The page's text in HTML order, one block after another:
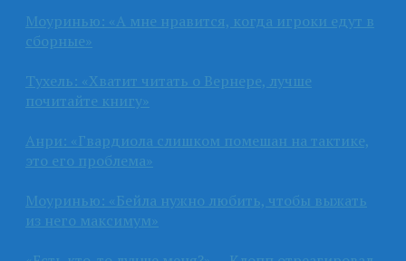
Моуринью: «А мне нравится, когда игроки едут в
сборные»
Тухель: «Хватит читать о Вернере, лучше
почитайте книгу»
Анри: «Гвардиола слишком помешан на тактике,
это его проблема»
Моуринью: «Бейла нужно любить, чтобы выжать
из него максимум»